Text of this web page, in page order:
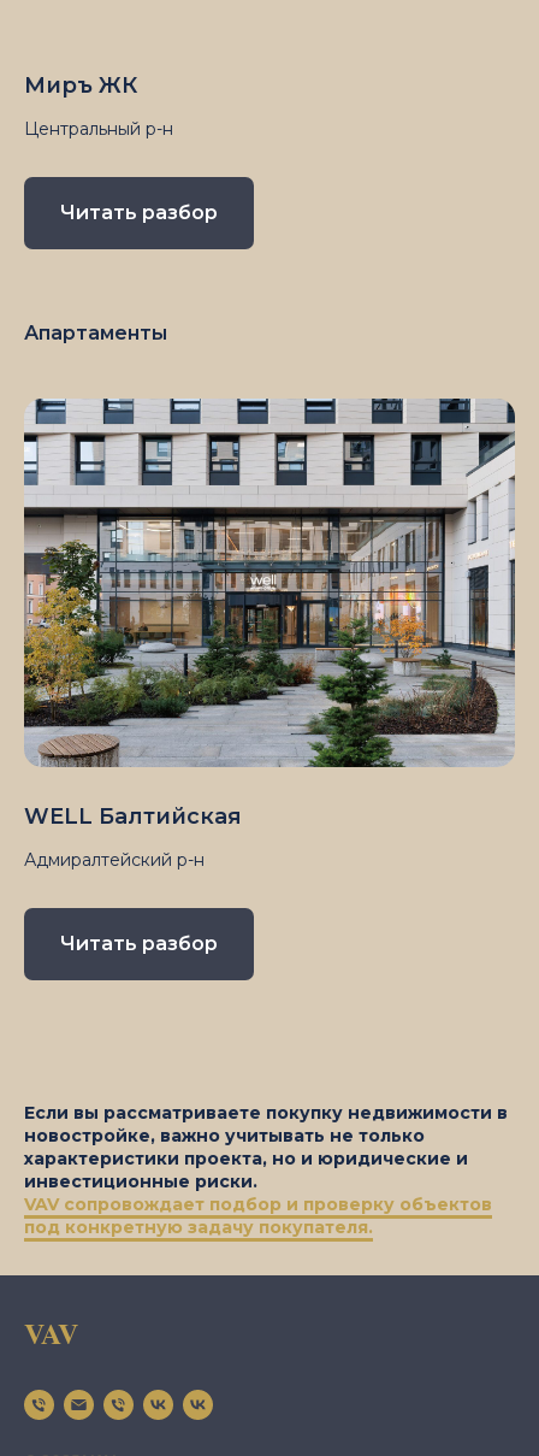
Миръ ЖК
Центральный р-н
Читать разбор
Апартаменты
WELL Балтийская
Адмиралтейский р-н
Читать разбор
Если вы рассматриваете покупку недвижимости в
новостройке, важно учитывать не только
характеристики проекта, но и юридические и
инвестиционные риски.
VAV сопровождает подбор и проверку объектов
под конкретную задачу покупателя.
VAV